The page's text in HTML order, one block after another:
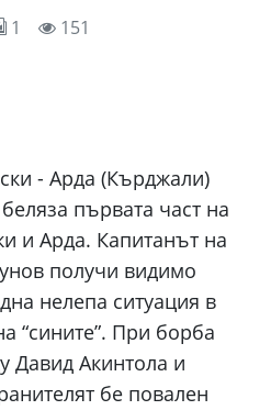
1 151
- Арда (Кърджали)
първата част на
и Арда. Капитанът на
получи видимо
нелепа ситуация в
“сините”. При борба
Давид Акинтола и
бе повален